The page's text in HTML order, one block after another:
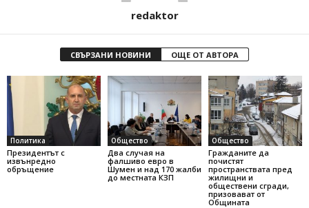
redaktor
СВЪРЗАНИ НОВИНИ ОЩЕ ОТ АВТОРА
Политика
Президентът с
извънредно
обръщение
Общество
Два случая на
фалшиво евро в
Шумен и над 170 жалби
до местната КЗП
Общество
Гражданите да
почистят
пространствата пред
жилищни и
обществени сгради,
призовават от
Общината